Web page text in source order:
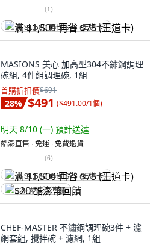
(1)
满 $1,500 再省 $75 (王道卡)
MASIONS 美心 加高型304不鏽鋼調理
碗組, 4件組調理碗, 1組
首購折扣價$691
28% $491 ($491.00/1個)
明天 8/10 (一) 預計送達
酷澎直售 ∙ 免運 ∙ 免費退貨
(6)
满 $1,500 再省 $75 (王道卡)
$20 酷澎幣回饋
CHEF-MASTER 不鏽鋼調理碗3件 + 濾
網套組, 攪拌碗 + 濾網, 1組